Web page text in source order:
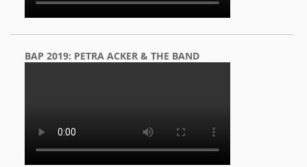
BAP 2019: PETRA ACKER & THE BAND